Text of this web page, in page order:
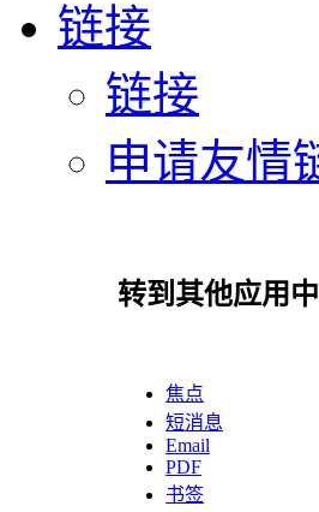
链接
链接
申请友情
转到其他应用中
焦点
短消息
Email
PDF
书签